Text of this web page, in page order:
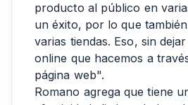
producto al público en
un éxito, por lo que
varias tiendas. Eso, sin
online que hacemos a
página web".
Romano agrega que tiene